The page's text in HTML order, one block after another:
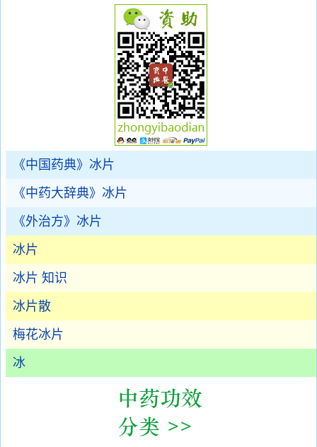
《中国药典》冰片
《中药大辞典》冰片
《外治方》冰片
冰片
冰片 知识
冰片散
梅花冰片
冰